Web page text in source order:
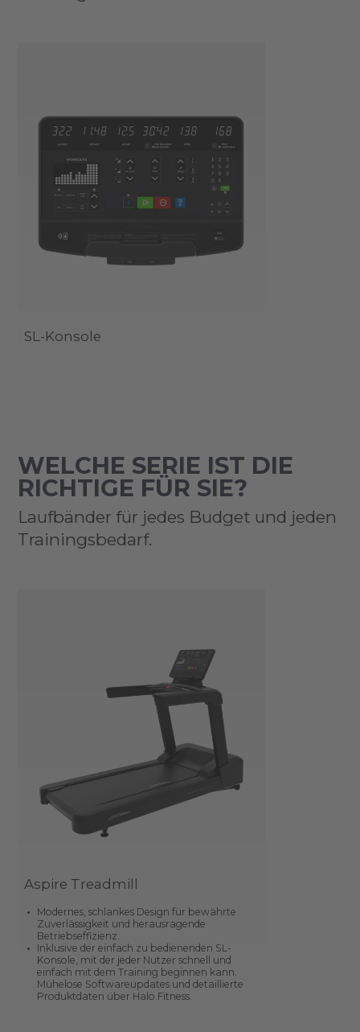
SL-Konsole
WELCHE SERIE IST DIE
RICHTIGE FÜR SIE?
Laufbänder für jedes Budget und jeden
Trainingsbedarf.
Aspire Treadmill
Modernes, schlankes Design für bewährte
Zuverlässigkeit und herausragende
Betriebseffizienz.
Inklusive der einfach zu bedienenden SL-
Konsole, mit der jeder Nutzer schnell und
einfach mit dem Training beginnen kann.
Mühelose Softwareupdates und detaillierte
Produktdaten über Halo.Fitness.